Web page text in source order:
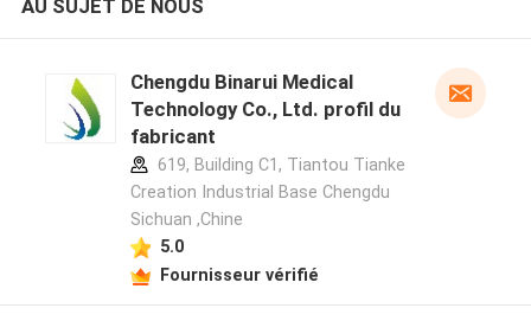
AU SUJET DE NOUS
Chengdu Binarui Medical
Technology Co., Ltd. profil du
fabricant
619, Building C1, Tiantou Tianke
Creation Industrial Base Chengdu
Sichuan ,Chine
5.0
Fournisseur vérifié